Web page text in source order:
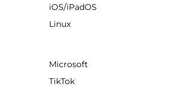
iOS/iPadOS
Linux
Microsoft
TikTok